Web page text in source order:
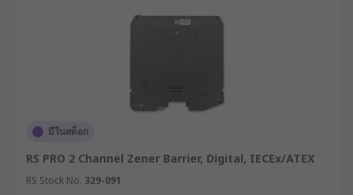
มีในสต็อก
RS PRO 2 Channel Zener Barrier, Digital, IECEx/ATEX
RS Stock No. 329-091